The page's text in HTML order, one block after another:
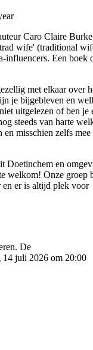
Caro Claire
wife' (traditional
influencers. Een boek
met elkaar over
je bijgebleven en
uitgelezen of ben je
steeds van harte
en misschien zelfs mee
Doetinchem en
welkom! Onze groep
en er is altijd plek voor
De
14 juli 2026 om 20:00